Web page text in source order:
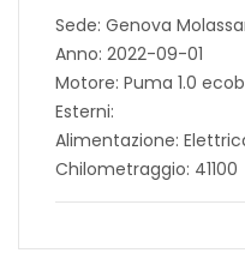
Sede: Genova
Anno: 2022-09-01
Motore: Puma 1.0
Esterni:
Alimentazione:
Chilometraggio: 41100